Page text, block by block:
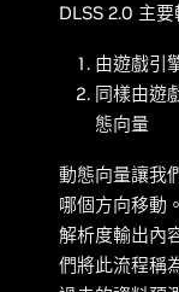
DLSS 2.0 主
由遊戲引
同樣由遊
態向量
動態向量讓我
哪個方向移動
解析度輸出內
們將此流程稱